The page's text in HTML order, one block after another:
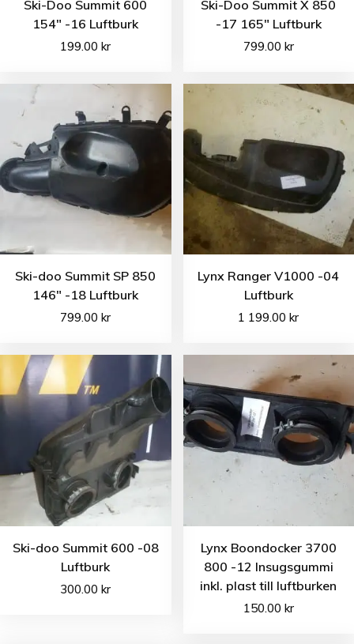
Ski-Doo Summit 600
154″ -16 Luftburk
199.00kr
Ski-Doo Summit X 850
-17 165″ Luftburk
799.00 kr
Ski-doo Summit SP 850
146″ -18 Luftburk
799.00kr
Lynx Ranger V1000 -04
Luftburk
1 199.00kr
Ski-doo Summit 600 -08
Luftburk
300.00kr
Lynx Boondocker 3700
800 -12 Insugsgummi
inkl. plast till luftburken
150.00 kr